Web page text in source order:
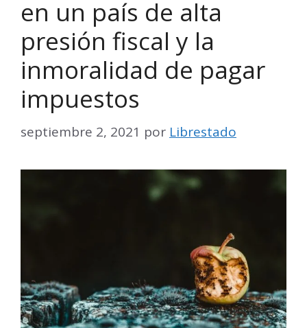
en un país de alta
presión fiscal y la
inmoralidad de pagar
impuestos
septiembre 2, 2021 por Librestado